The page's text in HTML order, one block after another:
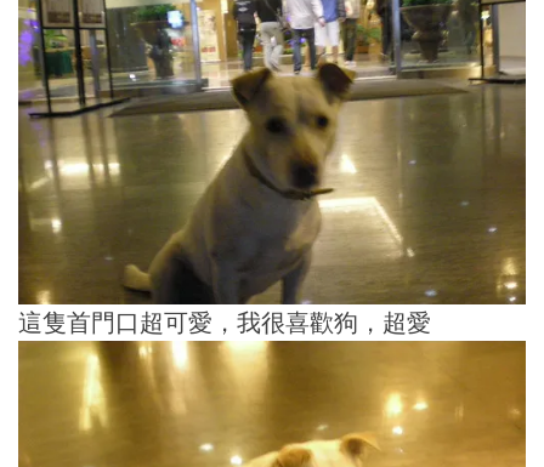
這隻首門口超可愛，我很喜歡狗，超愛